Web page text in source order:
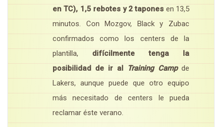
en TC), 1,5 rebotes y 2 tapones en 13,5
minutos. Con Mozgov, Black y Zubac
confirmados como los centers de la
plantilla, difícilmente tenga la
posibilidad de ir al
Training Camp de
Lakers, aunque puede que otro equipo
más necesitado de centers le pueda
reclamar éste verano.